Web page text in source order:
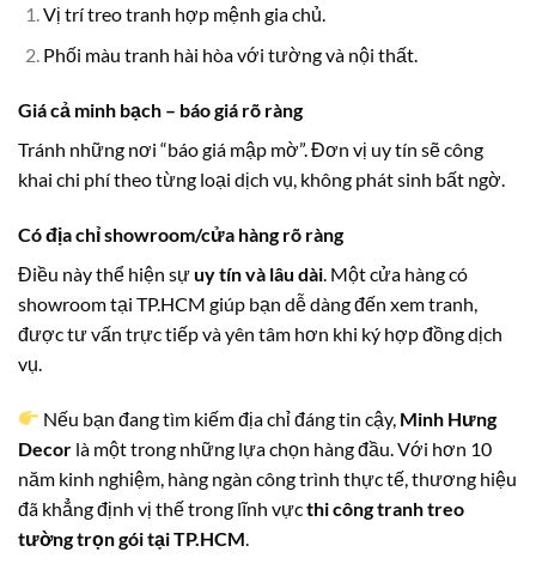
Vị trí treo tranh hợp mệnh gia chủ.
Phối màu tranh hài hòa với tường và nội thất.
Giá cả minh bạch – báo giá rõ ràng
Tránh những nơi “báo giá mập mờ”. Đơn vị uy tín sẽ công
khai chi phí theo từng loại dịch vụ, không phát sinh bất ngờ.
Có địa chỉ showroom/cửa hàng rõ ràng
Điều này thể hiện sựuy tín và lâu dài. Một cửa hàng có
showroom tại TP.HCM giúp bạn dễ dàng đến xem tranh,
được tư vấn trực tiếp và yên tâm hơn khi ký hợp đồng dịch
vụ.
Nếu bạn đang tìm kiếm địa chỉ đáng tin cậy, Minh Hưng
Decor là một trong những lựa chọn hàng đầu. Với hơn 10
năm kinh nghiệm, hàng ngàn công trình thực tế, thương hiệu
đã khẳng định vị thế trong lĩnh vựcthi công tranh treo
tường trọn gói tại TP.HCM